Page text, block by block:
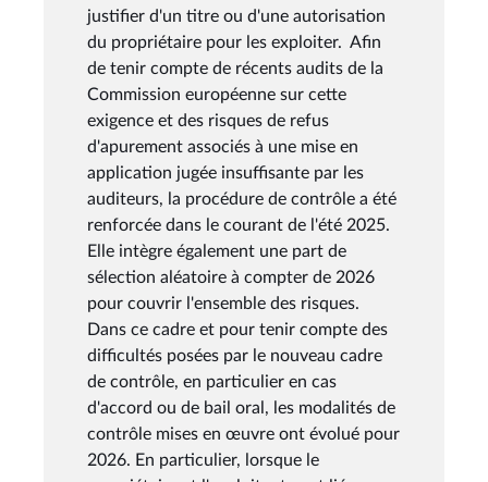
justifier d'un titre ou d'une autorisation
du propriétaire pour les exploiter. Afin
de tenir compte de récents audits de la
Commission européenne sur cette
exigence et des risques de refus
d'apurement associés à une mise en
application jugée insuffisante par les
auditeurs, la procédure de contrôle a été
renforcée dans le courant de l'été 2025.
Elle intègre également une part de
sélection aléatoire à compter de 2026
pour couvrir l'ensemble des risques.
Dans ce cadre et pour tenir compte des
difficultés posées par le nouveau cadre
de contrôle, en particulier en cas
d'accord ou de bail oral, les modalités de
contrôle mises en œuvre ont évolué pour
2026. En particulier, lorsque le